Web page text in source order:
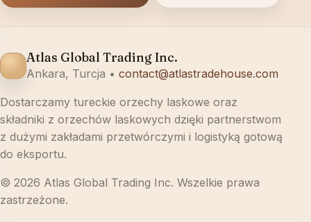
Atlas Global Trading Inc.
Ankara, Turcja • contact@atlastradehouse.com
Dostarczamy tureckie orzechy laskowe oraz
składniki z orzechów laskowych dzięki partnerstwom
z dużymi zakładami przetwórczymi i logistyką gotową
do eksportu.
© 2026 Atlas Global Trading Inc. Wszelkie prawa
zastrzeżone.